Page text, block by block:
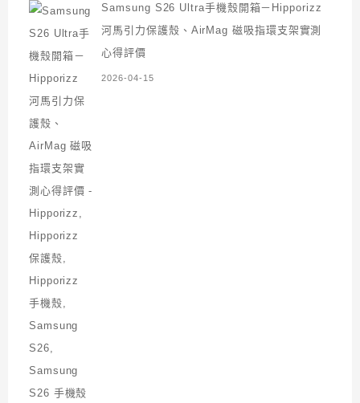
Samsung S26 Ultra手機殼開箱－Hipporizz
河馬引力保護殼、AirMag 磁吸指環支架實測
心得評價
2026-04-15